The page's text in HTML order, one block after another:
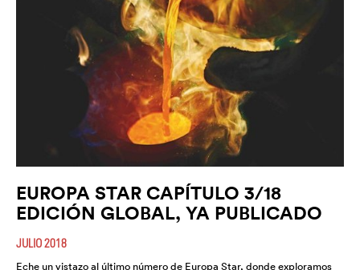
EUROPA STAR CAPÍTULO 3/18
EDICIÓN GLOBAL, YA PUBLICADO
JULIO 2018
Eche un vistazo al último número de Europa Star, donde exploramos